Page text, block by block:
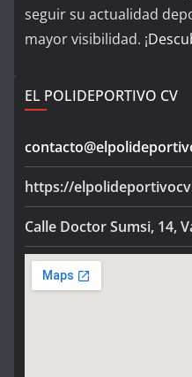
seguir su actualidad
mayor visibilidad. ¡
EL POLIDEPORTIVO CV
https://
Calle Doctor Sumsi, 14,